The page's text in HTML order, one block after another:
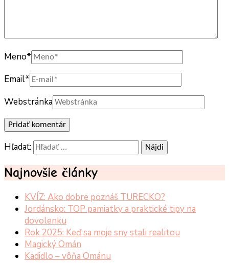
Meno*
Email*
Webstránka
Hľadať:
Najnovšie články
KVÍZ: Ako dobre poznáš TURECKO?
Jordánsko: TOP pamiatky a praktické tipy na
dovolenku
Rok 2025: Keď sa moje sny stali realitou
Magický Omán
Kadidlo – vôňa Ománu